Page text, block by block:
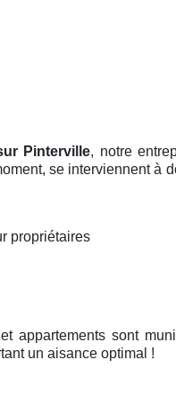
Pinterville, notre
se interviennent à
propriétaires
appartements sont
un aisance optimal !